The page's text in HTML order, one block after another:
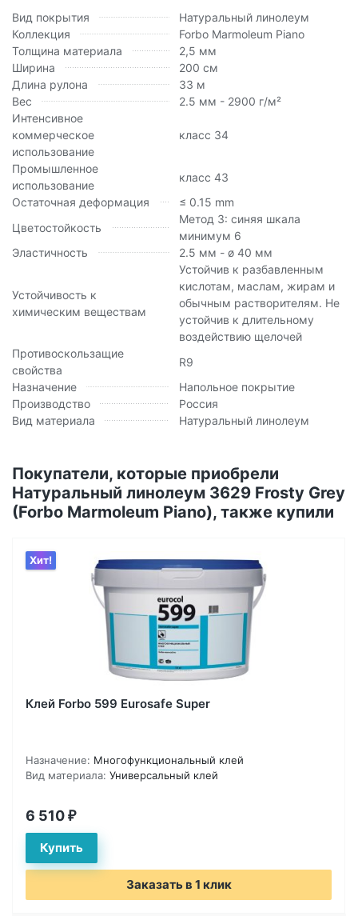
Вид покрытия
Натуральный линолеум
Коллекция
Forbo Marmoleum Piano
Толщина материала
2,5 мм
Ширина
200 см
Длина рулона
33 м
Вес
2.5 мм - 2900 г/м²
Интенсивное
коммерческое
использование
класс 34
Промышленное
использование
класс 43
Остаточная деформация
≤ 0.15 mm
Цветостойкость
Метод 3: синяя шкала
минимум 6
Эластичность
2.5 мм - ø 40 мм
Устойчивость к
химическим веществам
Устойчив к разбавленным
кислотам, маслам, жирам и
обычным растворителям. Не
устойчив к длительному
воздействию щелочей
Противоскользащие
свойства
R9
Назначение
Напольное покрытие
Производство
Россия
Вид материала
Натуральный линолеум
Покупатели, которые приобрели
Натуральный линолеум 3629 Frosty Grey
(Forbo Marmoleum Piano), также купили
Клей Forbo 599 Eurosafe Super
Назначение: Многофункциональный клей
Вид материала: Универсальный клей
6 510 ₽
Заказать в 1 клик
Хит!